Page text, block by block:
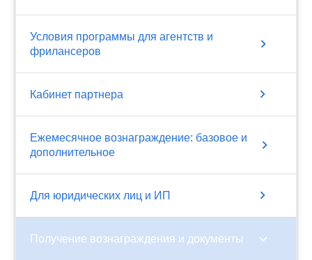
Условия программы для агентств и
фрилансеров
chevron_right
Кабинет партнера chevron_right
Ежемесячное вознаграждение: базовое и
дополнительное
chevron_right
Для юридических лиц и ИП chevron_right
Получение вознаграждения и документы chevron_right